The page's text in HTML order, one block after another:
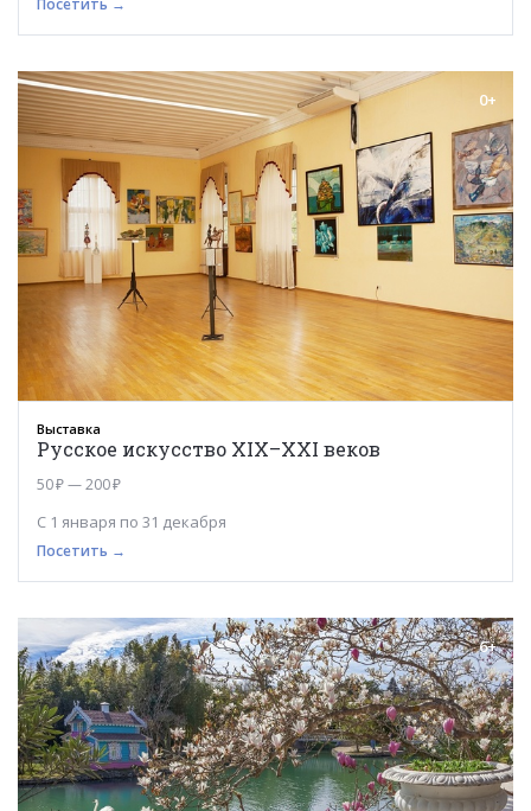
0+
Выставка
Русское искусство XIX–XXI веков
50 ₽ — 200 ₽
С 1 января по 31 декабря
Посетить →
6+